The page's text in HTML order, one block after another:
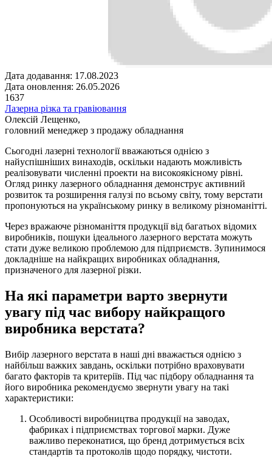
Дата додавання: 17.08.2023
Дата оновлення: 26.05.2026
1637
Лазерна різка та гравіювання
Олексій Лещенко,
головний менеджер з продажу обладнання
Сьогодні лазерні технології вважаються однією з
найуспішніших винаходів, оскільки надають можливість
реалізовувати численні проекти на високоякісному рівні.
Огляд ринку лазерного обладнання демонструє активний
розвиток та розширення галузі по всьому світу, тому верстати
пропонуються на українському ринку в великому різноманітті.
Через вражаюче різноманіття продукції від багатьох відомих
виробників, пошуки ідеального лазерного верстата можуть
стати дуже великою проблемою для підприємств. Зупинимося
докладніше на найкращих виробниках обладнання,
призначеного для лазерної різки.
На які параметри варто звернути
увагу під час вибору найкращого
виробника верстата?
Вибір лазерного верстата в наші дні вважається однією з
найбільш важких завдань, оскільки потрібно враховувати
багато факторів та критеріїв. Під час підбору обладнання та
його виробника рекомендуємо звернути увагу на такі
характеристики:
Особливості виробництва продукції на заводах,
фабриках і підприємствах торгової марки. Дуже
важливо переконатися, що бренд дотримується всіх
стандартів та протоколів щодо порядку, чистоти.